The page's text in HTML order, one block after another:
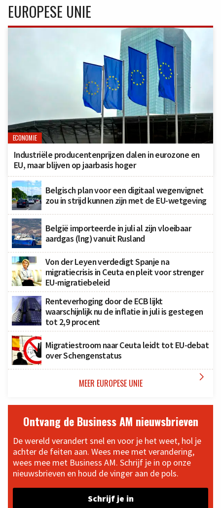
EUROPESE UNIE
ECONOMIE
Industriële producentenprijzen dalen in eurozone en
EU, maar blijven op jaarbasis hoger
Belgisch plan voor een digitaal wegenvignet
zou in strijd kunnen zijn met de EU-wetgeving
België importeerde in juli al zijn vloeibaar
aardgas (lng) vanuit Rusland
Von der Leyen verdedigt Spanje na
migratiecrisis in Ceuta en pleit voor strenger
EU-migratiebeleid
Renteverhoging door de ECB lijkt
waarschijnlijk nu de inflatie in juli is gestegen
tot 2,9 procent
Migratiestroom naar Ceuta leidt tot EU-debat
over Schengenstatus
MEER EUROPESE UNIE 
Ontvang de Business AM nieuwsbrieven
De wereld verandert snel en voor je het weet, hol je
achter de feiten aan. Wees mee met verandering,
wees mee met Business AM. Schrijf je in op onze
nieuwsbrieven en houd de vinger aan de pols.
Schrijf je in